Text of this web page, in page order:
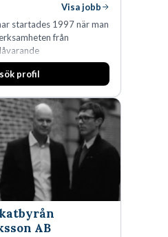
Visa jobb
startades 1997 när man
från
Sedan dess har
genom ett antal
av Volvo
på 20
profil
AB